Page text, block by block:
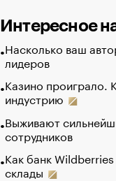
Интересное
Насколько ваш
лидеров
Казино проиграло.
индустрию
Выживают
сотрудников
Как банк
склады